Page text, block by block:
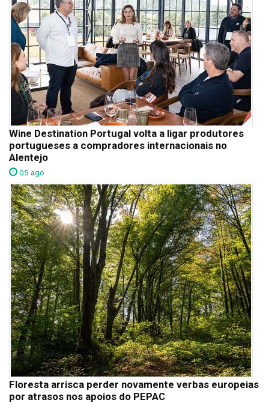
Wine Destination Portugal volta a ligar produtores
portugueses a compradores internacionais no
Alentejo
05 ago
Floresta arrisca perder novamente verbas europeias
por atrasos nos apoios do PEPAC